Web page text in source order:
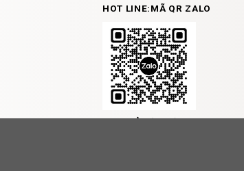
HOT LINE:MÃ QR ZALO
ĐỊA CHỈ BÁN HÀNG